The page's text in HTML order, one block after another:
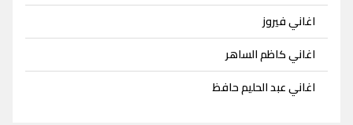
اغاني فيروز
اغاني كاظم الساهر
اغاني عبد الحليم حافظ